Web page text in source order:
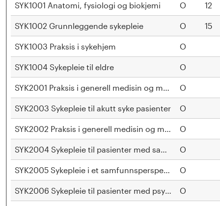
SYK1001 Anatomi, fysiologi og biokjemi O 12
SYK1002 Grunnleggende sykepleie O 15
SYK1003 Praksis i sykehjem O
SYK1004 Sykepleie til eldre O
SYK2001 Praksis i generell medisin og medisinske
O
SYK2003 Sykepleie til akutt syke pasienter O
SYK2002 Praksis i generell medisin og medisinske
O
SYK2004 Sykepleie til pasienter med sammensatte
O
SYK2005 Sykepleie i et samfunnsperspektiv O
SYK2006 Sykepleie til pasienter med psykiske lidelser
O